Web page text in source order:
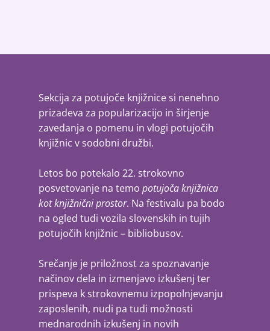
Sekcija za potujoče knjižnice si nenehno
prizadeva za popularizacijo in širjenje
zavedanja o pomenu in vlogi potujočih
knjižnic v sodobni družbi.
Letos bo potekalo 22. strokovno
posvetovanje na temo potujoča knjižnica
kot knjižnični prostor. Na festivalu pa bodo
na ogled tudi vozila slovenskih in tujih
potujočih knjižnic – bibliobusov.
Srečanje je priložnost za spoznavanje
načinov dela in izmenjavo izkušenj ter
prispeva k strokovnemu izpopolnjevanju
zaposlenih, nudi pa tudi možnosti
mednarodnih izkušenj in novih